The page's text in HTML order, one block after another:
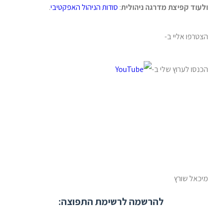
ולעוד קפיצת מדרגה ניהולית: סודות הניהול האפקטיבי.
הצטרפו אליי ב-
הכנסו לערוץ שלי ב-
מיכאל שורץ
להרשמה לרשימת התפוצה: